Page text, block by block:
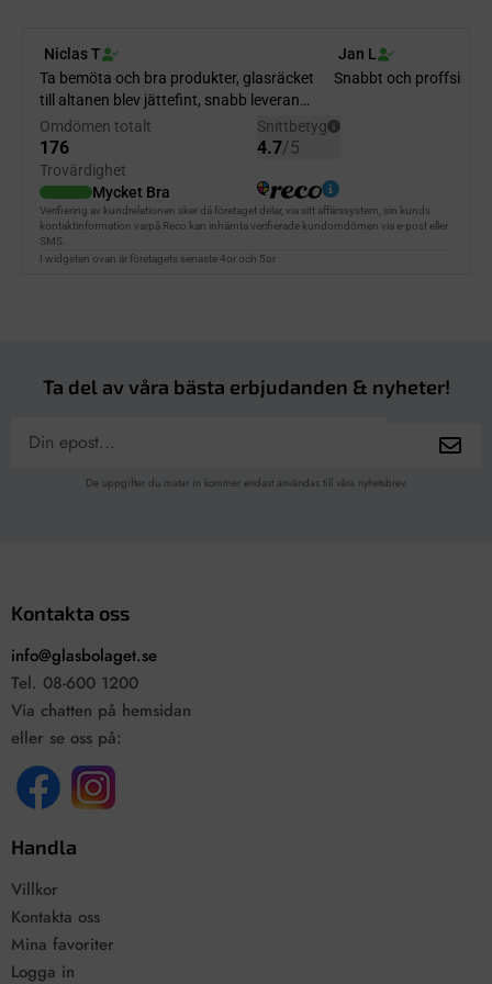
Ta del av våra bästa erbjudanden & nyheter!
De uppgifter du matar in kommer endast användas till våra nyhetsbrev.
Kontakta oss
info@glasbolaget.se
Tel. 08-600 1200
Via chatten på hemsidan
eller se oss på:
Handla
Villkor
Kontakta oss
Mina favoriter
Logga in